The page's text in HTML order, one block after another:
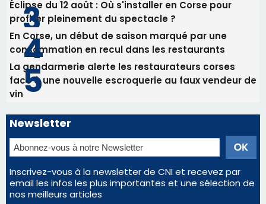
Inscrivez-vous à la newsletter de CNI et recevez par
email les infos les plus importantes et une sélection de
nos meilleurs articles
Régie publicitaire
Nous contacter